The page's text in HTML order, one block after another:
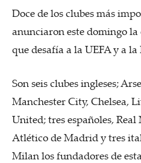
Doce de los clubes más
anunciaron este domingo
que desafía a la UEFA y a la
Son seis clubes ingleses;
Manchester City, Chelsea,
United; tres españoles,
Atlético de Madrid y tres
Milan los fundadores de